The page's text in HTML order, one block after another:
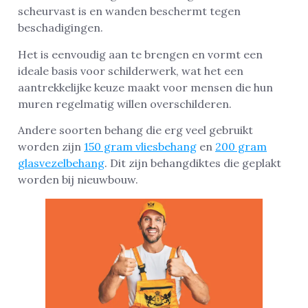
scheurvast is en wanden beschermt tegen
beschadigingen.
Het is eenvoudig aan te brengen en vormt een
ideale basis voor schilderwerk, wat het een
aantrekkelijke keuze maakt voor mensen die hun
muren regelmatig willen overschilderen.
Andere soorten behang die erg veel gebruikt
worden zijn 150 gram vliesbehang en 200 gram
glasvezelbehang. Dit zijn behangdiktes die geplakt
worden bij nieuwbouw.